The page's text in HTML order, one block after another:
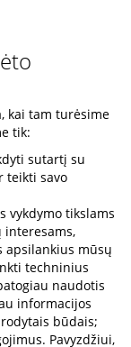
kai tam turėsime
tik:
sutartį su
teikti savo
vykdymo tikslams
interesams,
apsilankius mūsų
techninius
naudotis
informacijos
būdais;
Pavyzdžiui,